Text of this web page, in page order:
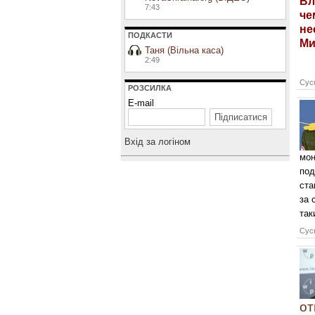
7:43
ПОДКАСТИ
Таня (Вільна каса)
2:49
РОЗСИЛКА
E-mail
Вхiд за логiном
за